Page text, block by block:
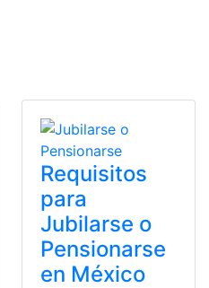
Requisitos
para
Jubilarse o
Pensionarse
en México